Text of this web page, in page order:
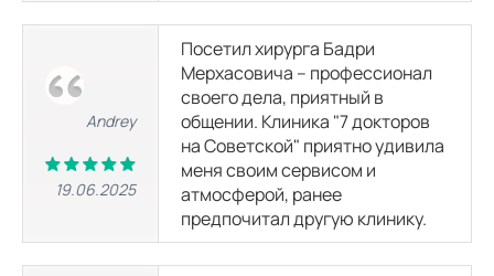
1650 р. 1237 р.
1210р.
УЗИ мягких тканей
1500 р.
Эхокардиография (УЗИ сердца)
Andrey
19.06.2025
Посетил хирурга Бадри
Мерхасовича – профессионал
своего дела, приятный в
общении. Клиника "7 докторов
на Советской" приятно удивила
меня своим сервисом и
атмосферой, ранее
предпочитал другую клинику.